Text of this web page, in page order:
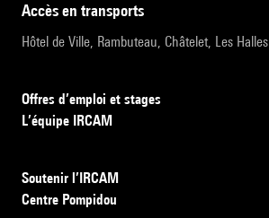
accès en transports
Hôtel de Ville, Rambuteau, Châtelet, Les Halles
Offres d’emploi et stages
L’équipe IRCAM
Soutenir l’IRCAM
Centre Pompidou